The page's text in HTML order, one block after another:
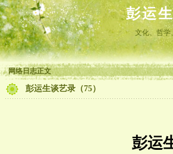
彭运
文化、哲学
网络日志正文
彭运生谈艺录（75）
彭运